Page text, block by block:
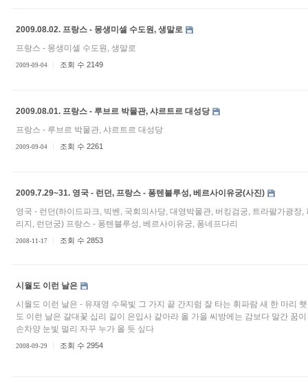
2009.08.02. 프랑스 - 몽생미셀 수도원, 생말로
프랑스 - 몽생미셀 수도원, 생말로
2009-09-04 조회 수 2149
2009.08.01. 프랑스 - 루브르 박물관, 샤르트르 대성당
프랑스 - 루브르 박물관, 샤르트르 대성당
2009-09-04 조회 수 2261
2009.7.29~31. 영국 - 런던, 프랑스 - 퐁텐블루성, 베르사이유궁(사진)
영국 - 런던(하이드파크, 빅벤, 국회의사당, 대영박물관, 버킹검궁, 트라팔가광장,
리지, 런던궁) 프랑스 - 퐁텐블루성, 베르사이유궁, 퐁네프다리
2008-11-17 조회 수 2853
시월도 이런 날은
시월도 이런 날은 - 유재영 수묵빛 그 가지 끝 간지럼 잘 타는 휘파람 새 한 마리
도 이런 날은 갈대꽃 십리 길이 은입사 같아라 올 가을 씨방에는 감보다 말간 꿈
손차양 눈빛 멀리 자꾸 누가 올 듯 싶다
2008-09-29 조회 수 2954